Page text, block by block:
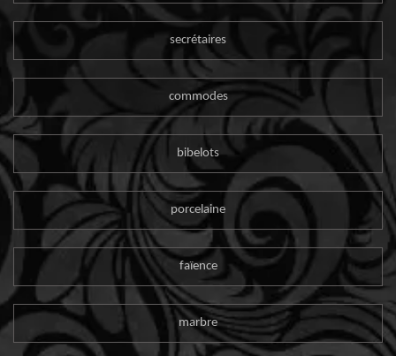
secrétaires
commodes
bibelots
porcelaine
faïence
marbre